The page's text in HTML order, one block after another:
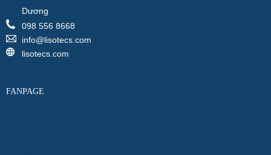
Dương
098 556 8668
info@lisotecs.com
lisotecs.com
FANPAGE